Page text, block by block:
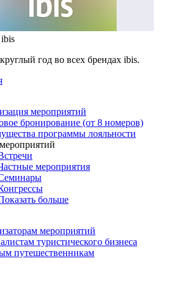
год во всех брендах ibis.
мероприятий
бронирование (от 8 номеров)
программы лояльности
мероприятия
больше
мероприятий
туристического бизнеса
путешественникам